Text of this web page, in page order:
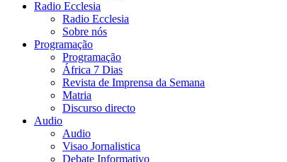
Radio Ecclesia
Radio Ecclesia
Sobre nós
Programação
Programação
África 7 Dias
Revista de Imprensa da Semana
Matria
Discurso directo
Audio
Audio
Visao Jornalistica
Debate Informativo